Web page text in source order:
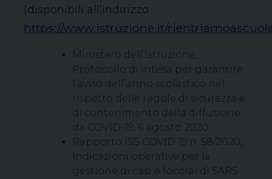
(disponibili all’indirizzo
https://www.istruzione.it/
Ministero dell’Istruzione,
Protocollo di intesa per garantire
l’avvio dell’anno scolastico nel
rispetto delle regole di sicurezza e
di contenimento della diffusione
da COVID-19, 6 agosto 2020.
Rapporto ISS COVID 19 n. 58/2020,
Indicazioni operative per la
gestione di casi e focolai di SARS-